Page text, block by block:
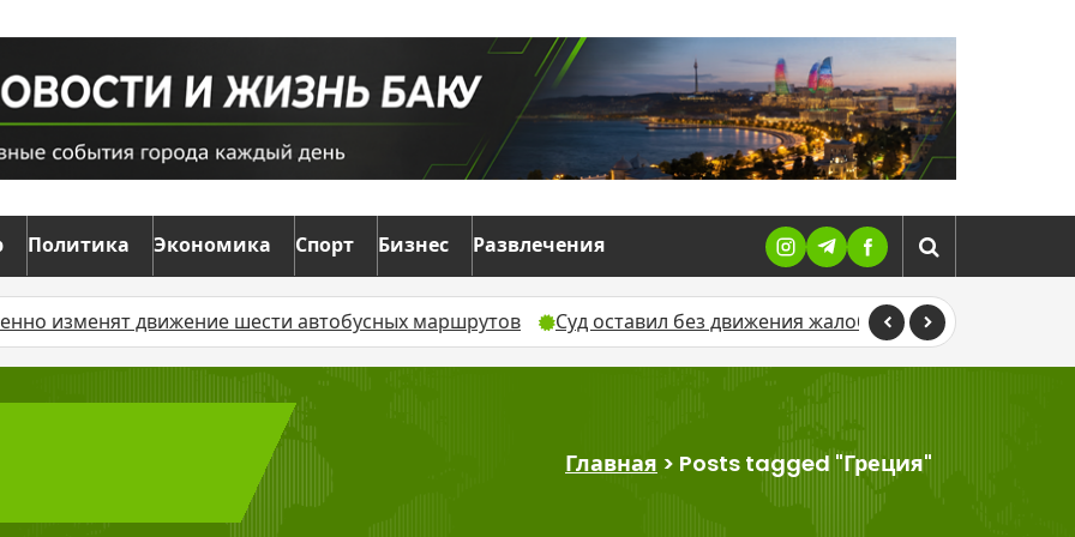
Политика Экономика Спорт Бизнес Развлечения
движение шести автобусных маршрутов Суд оставил без движения жалобу Севиндж Гусейновой против
Главная > Posts tagged "Греция"